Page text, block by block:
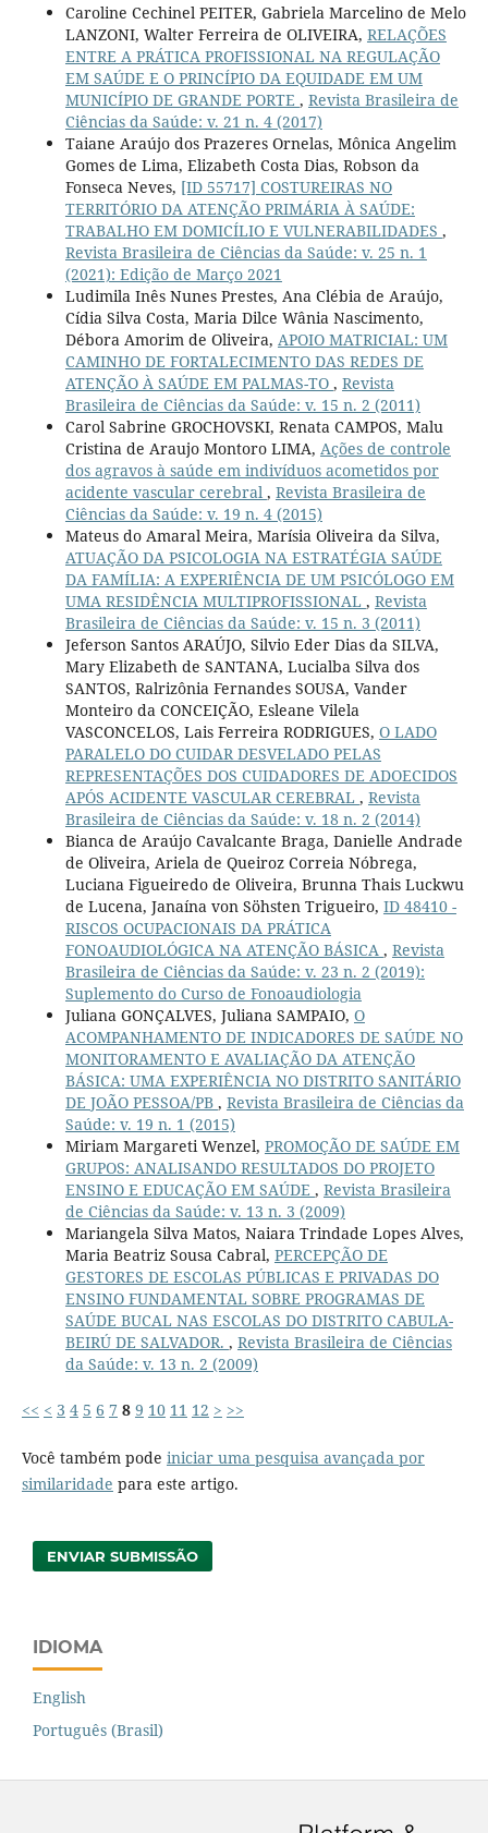
Caroline Cechinel PEITER, Gabriela Marcelino de Melo
LANZONI, Walter Ferreira de OLIVEIRA, RELAÇÕES
ENTRE A PRÁTICA PROFISSIONAL NA REGULAÇÃO
EM SAÚDE E O PRINCÍPIO DA EQUIDADE EM UM
MUNICÍPIO DE GRANDE PORTE , Revista Brasileira de
Ciências da Saúde: v. 21 n. 4 (2017)
Taiane Araújo dos Prazeres Ornelas, Mônica Angelim
Gomes de Lima, Elizabeth Costa Dias, Robson da
Fonseca Neves, [ID 55717] COSTUREIRAS NO
TERRITÓRIO DA ATENÇÃO PRIMÁRIA À SAÚDE:
TRABALHO EM DOMICÍLIO E VULNERABILIDADES ,
Revista Brasileira de Ciências da Saúde: v. 25 n. 1
(2021): Edição de Março 2021
Ludimila Inês Nunes Prestes, Ana Clébia de Araújo,
Cídia Silva Costa, Maria Dilce Wânia Nascimento,
Débora Amorim de Oliveira, APOIO MATRICIAL: UM
CAMINHO DE FORTALECIMENTO DAS REDES DE
ATENÇÃO À SAÚDE EM PALMAS-TO , Revista
Brasileira de Ciências da Saúde: v. 15 n. 2 (2011)
Carol Sabrine GROCHOVSKI, Renata CAMPOS, Malu
Cristina de Araujo Montoro LIMA, Ações de controle
dos agravos à saúde em indivíduos acometidos por
acidente vascular cerebral , Revista Brasileira de
Ciências da Saúde: v. 19 n. 4 (2015)
Mateus do Amaral Meira, Marísia Oliveira da Silva,
ATUAÇÃO DA PSICOLOGIA NA ESTRATÉGIA SAÚDE
DA FAMÍLIA: A EXPERIÊNCIA DE UM PSICÓLOGO EM
UMA RESIDÊNCIA MULTIPROFISSIONAL , Revista
Brasileira de Ciências da Saúde: v. 15 n. 3 (2011)
Jeferson Santos ARAÚJO, Silvio Eder Dias da SILVA,
Mary Elizabeth de SANTANA, Lucialba Silva dos
SANTOS, Ralrizônia Fernandes SOUSA, Vander
Monteiro da CONCEIÇÃO, Esleane Vilela
VASCONCELOS, Lais Ferreira RODRIGUES, O LADO
PARALELO DO CUIDAR DESVELADO PELAS
REPRESENTAÇÕES DOS CUIDADORES DE ADOECIDOS
APÓS ACIDENTE VASCULAR CEREBRAL , Revista
Brasileira de Ciências da Saúde: v. 18 n. 2 (2014)
Bianca de Araújo Cavalcante Braga, Danielle Andrade
de Oliveira, Ariela de Queiroz Correia Nóbrega,
Luciana Figueiredo de Oliveira, Brunna Thais Luckwu
de Lucena, Janaína von Söhsten Trigueiro, ID 48410 -
RISCOS OCUPACIONAIS DA PRÁTICA
FONOAUDIOLÓGICA NA ATENÇÃO BÁSICA , Revista
Brasileira de Ciências da Saúde: v. 23 n. 2 (2019):
Suplemento do Curso de Fonoaudiologia
Juliana GONÇALVES, Juliana SAMPAIO, O
ACOMPANHAMENTO DE INDICADORES DE SAÚDE NO
MONITORAMENTO E AVALIAÇÃO DA ATENÇÃO
BÁSICA: UMA EXPERIÊNCIA NO DISTRITO SANITÁRIO
DE JOÃO PESSOA/PB , Revista Brasileira de Ciências da
Saúde: v. 19 n. 1 (2015)
Miriam Margareti Wenzel, PROMOÇÃO DE SAÚDE EM
GRUPOS: ANALISANDO RESULTADOS DO PROJETO
ENSINO E EDUCAÇÃO EM SAÚDE , Revista Brasileira
de Ciências da Saúde: v. 13 n. 3 (2009)
Mariangela Silva Matos, Naiara Trindade Lopes Alves,
Maria Beatriz Sousa Cabral, PERCEPÇÃO DE
GESTORES DE ESCOLAS PÚBLICAS E PRIVADAS DO
ENSINO FUNDAMENTAL SOBRE PROGRAMAS DE
SAÚDE BUCAL NAS ESCOLAS DO DISTRITO CABULA-
BEIRÚ DE SALVADOR. , Revista Brasileira de Ciências
da Saúde: v. 13 n. 2 (2009)
<< < 3 4 5 6 7 8 9 10 11 12 > >>
Você também pode iniciar uma pesquisa avançada por
similaridade para este artigo.
ENVIAR SUBMISSÃO
IDIOMA
English
Português (Brasil)